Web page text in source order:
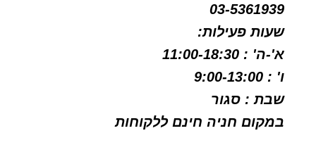
03-5361939
שעות פעילות:
א'-ה' : 11:00-18:30
ו' : 9:00-13:00
שבת : סגור
במקום חניה חינם ללקוחות